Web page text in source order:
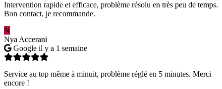
Intervention rapide et efficace, problème résolu en très peu de temps.
Bon contact, je recommande.
N
Nya Accerani
Google il y a 1 semaine
Service au top même à minuit, problème réglé en 5 minutes. Merci
encore !